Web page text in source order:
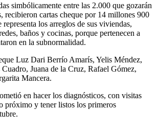
simbólicamente entre las 2.000 que gozarán
recibieron cartas cheque por 14 millones 900
los arreglos de sus viviendas,
baños y cocinas, porque pertenecen a
en la subnormalidad.
Luz Dari Berrío Amarís, Yelis Méndez,
Juana de la Cruz, Rafael Gómez,
Mancera.
en hacer los diagnósticos, con visitas
próximo y tener listos los primeros